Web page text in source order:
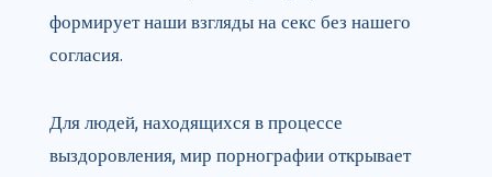
формирует наши взгляды на секс без нашего
согласия.
Для людей, находящихся в процессе
выздоровления, мир порнографии открывает